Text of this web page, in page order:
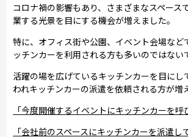
コロナ禍の影響もあり、さまざまなスペース
業する光景を目にする機会が増えました。
特に、オフィス街や公園、イベント会場など
ッチンカーを利用される方も多いのではない
活躍の場を広げているキッチンカーを目にし
われキッチンカーの派遣を依頼される方が増
「今度開催するイベントにキッチンカーを呼
「会社前のスペースにキッチンカーを派遣し